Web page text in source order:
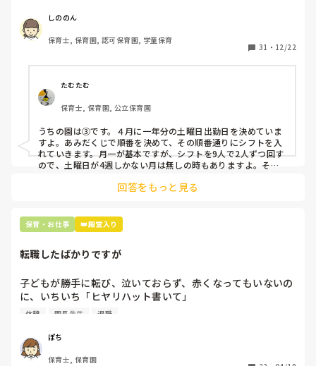
て入職しているはずですが、いざ勤務が始まると一日も土曜
出勤が出来ない方ばかりです。
①土曜日の希望休は2日まで、と制限をかける
②毎月、必ず土曜保育に入ることのできる日を1日だけピッ
クアップしてもらう
③仮シフトが出た時、土曜出勤が難しければ自身で代わりの
人を交渉して見つけてもらう
上記のいずれかの対策を取り入れることを考えています。
しののん
保育士, 保育園, 認可保育園, 学童保育
31 ・ 12/22
たむたむ
保育士, 保育園, 公立保育園
うちの園は③です。４月に一年分の土曜日出勤日を決めていま
すよ。あみだくじで順番を決めて、その順番通りにシフトを入
れていきます。月一が基本ですが、シフトを9人で2人ずつ回す
ので、土曜日が4週しかない月は無しの時もありますよ。その
て貰い、主任に報告してます。
回答をもっと見る
保育・お仕事 👑殿堂入り
転職したばかりですが
子どもが勝手に転び、泣いておらず、赤くなってもいないの
に、いちいち「ヒヤリハット書いて」
と書かされ
（そう言う本人は書かない）
しかも、上司に↑この内容でも
休憩 園長先生 退職
ぽち
保育士, 保育園